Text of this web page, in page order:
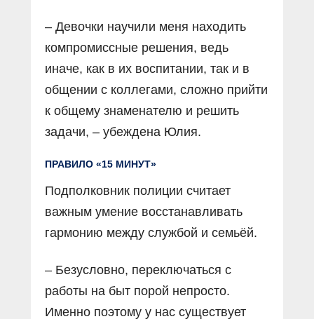
– Девочки научили меня находить
компромиссные решения, ведь
иначе, как в их воспитании, так и в
общении с коллегами, сложно прийти
к общему знаменателю и решить
задачи, – убеждена Юлия.
ПРАВИЛО «15 МИНУТ»
Подполковник полиции считает
важным умение восстанавливать
гармонию между службой и семьёй.
– Безусловно, переключаться с
работы на быт порой непросто.
Именно поэтому у нас существует